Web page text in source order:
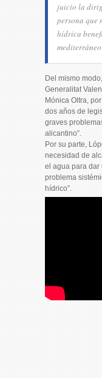
juicio la
persona que
hídrica
Del mismo
Generalitat
Mónica Oltra,
dos años de
graves
alicantino”.
Por su parte,
necesidad de
el agua para dar
problema
hídrico”.